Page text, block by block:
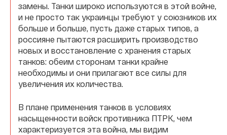
замены. Танки широко используются в этой войне,
и не просто так украинцы требуют у союзников их
больше и больше, пусть даже старых типов, а
россияне пытаются расширить производство
новых и восстановление с хранения старых
танков: обеим сторонам танки крайне
необходимы и они прилагают все силы для
увеличения их количества.
В плане применения танков в условиях
насыщенности войск противника ПТРК, чем
характеризуется эта война, мы видим